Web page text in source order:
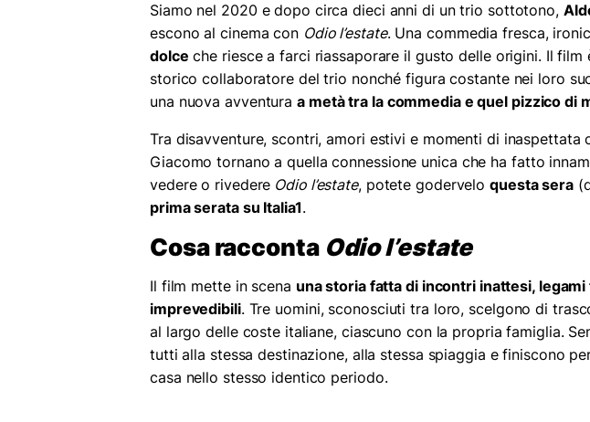
Siamo nel 2020 e dopo circa dieci anni di un trio sottotono,
escono al cinema con Odio l’estate. Una commedia fresca,
dolce che riesce a farci riassaporare il gusto delle origini. Il film
storico collaboratore del trio nonché figura costante nei loro
una nuova avventura a metà tra la commedia e quel pizzico di
Tra disavventure, scontri, amori estivi e momenti di inaspettata
Giacomo tornano a quella connessione unica che ha fatto
vedere o rivedere Odio l’estate, potete goderveloquesta sera
prima serata su Italia1.
Cosa racconta Odio l’estate
Il film mette in scena una storia fatta di incontri inattesi,
imprevedibili. Tre uomini, sconosciuti tra loro, scelgono di
al largo delle coste italiane, ciascuno con la propria famiglia.
tutti alla stessa destinazione, alla stessa spiaggia e finiscono
casa nello stesso identico periodo.